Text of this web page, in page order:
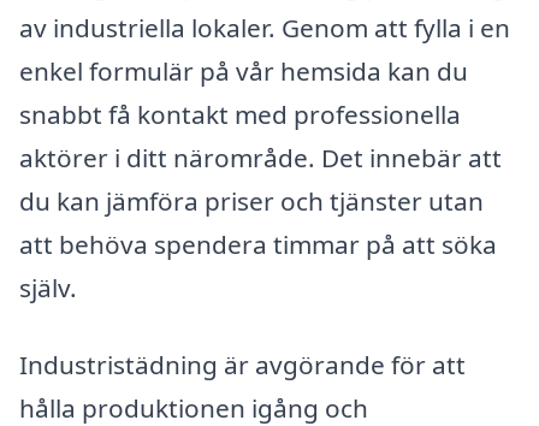
av industriella lokaler. Genom att fylla i en
enkel formulär på vår hemsida kan du
snabbt få kontakt med professionella
aktörer i ditt närområde. Det innebär att
du kan jämföra priser och tjänster utan
att behöva spendera timmar på att söka
själv.
Industristädning är avgörande för att
hålla produktionen igång och